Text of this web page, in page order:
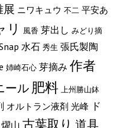
展 ニワキュウ 不二 平安あ
リ 風香 芽出し みどり摘
水石 秀生 張氏製陶
姉崎石心 芽摘み 作者
ール 肥料 上州勝山鉢
オルトラン液剤 光峰 ド
燿山 古葉取り 道具